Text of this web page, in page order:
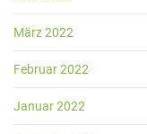
März 2022
Februar 2022
Januar 2022